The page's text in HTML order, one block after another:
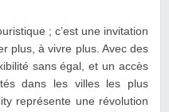
; c’est une invitation
plus, à vivre plus. Avec des
sans égal, et un accès
dans les villes les plus
représente une révolution